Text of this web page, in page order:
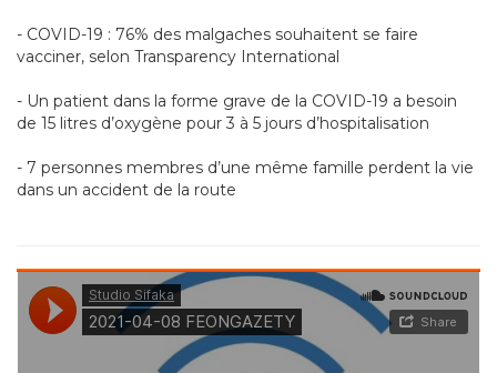
- COVID-19 : 76% des malgaches souhaitent se faire
vacciner, selon Transparency International
- Un patient dans la forme grave de la COVID-19 a besoin
de 15 litres d’oxygène pour 3 à 5 jours d’hospitalisation
- 7 personnes membres d’une même famille perdent la vie
dans un accident de la route